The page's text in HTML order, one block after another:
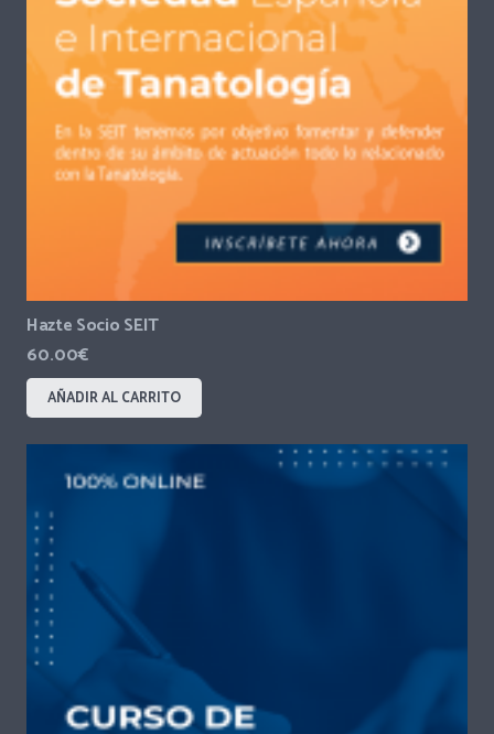
Hazte Socio SEIT
60.00€
AÑADIR AL CARRITO